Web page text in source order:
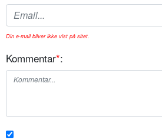
Din e-mail bliver ikke vist på sitet.
Kommentar*: